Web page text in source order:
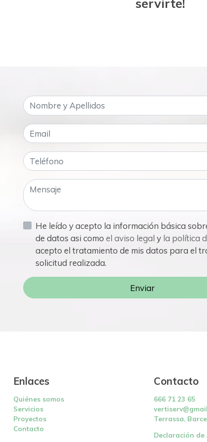
servirte!
He leído y acepto la información básica sobre protección
de datos asi como el aviso legal y la política
acepto el tratamiento de mis datos para el
solicitud realizada.
Enviar
Enlaces
Quiénes somos
Servicios
Proyectos
Contacto
Contacto
666 71 23 65
Terrassa,
Declaración